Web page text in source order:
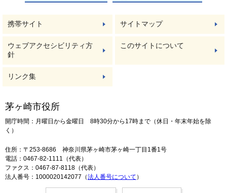
携帯サイト サイトマップ
ウェブアクセシビリティ方
針
このサイトについて
リンク集
茅ヶ崎市役所
開庁時間：月曜日から金曜日 8時30分から17時まで（休日・年末年始を除
く）
住所：〒253-8686 神奈川県茅ヶ崎市茅ヶ崎一丁目1番1号
電話：0467-82-1111（代表）
ファクス：0467-87-8118（代表）
法人番号：1000020142077（法人番号について ）